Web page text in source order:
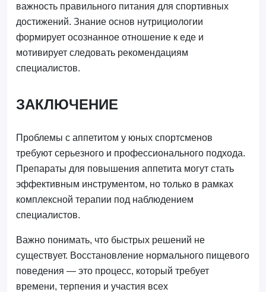
важность правильного питания для спортивных
достижений. Знание основ нутрициологии
формирует осознанное отношение к еде и
мотивирует следовать рекомендациям
специалистов.
ЗАКЛЮЧЕНИЕ
Проблемы с аппетитом у юных спортсменов
требуют серьезного и профессионального подхода.
Препараты для повышения аппетита могут стать
эффективным инструментом, но только в рамках
комплексной терапии под наблюдением
специалистов.
Важно понимать, что быстрых решений не
существует. Восстановление нормального пищевого
поведения — это процесс, который требует
времени, терпения и участия всех